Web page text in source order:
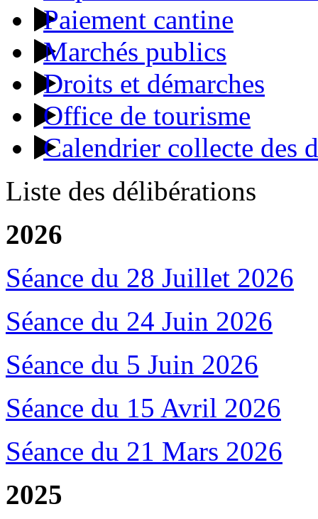
Paiement cantine
Marchés publics
Droits et démarches
Office de tourisme
Calendrier collecte des
Liste des délibérations
2026
Séance du 28 Juillet 2026
Séance du 24 Juin 2026
Séance du 5 Juin 2026
Séance du 15 Avril 2026
Séance du 21 Mars 2026
2025